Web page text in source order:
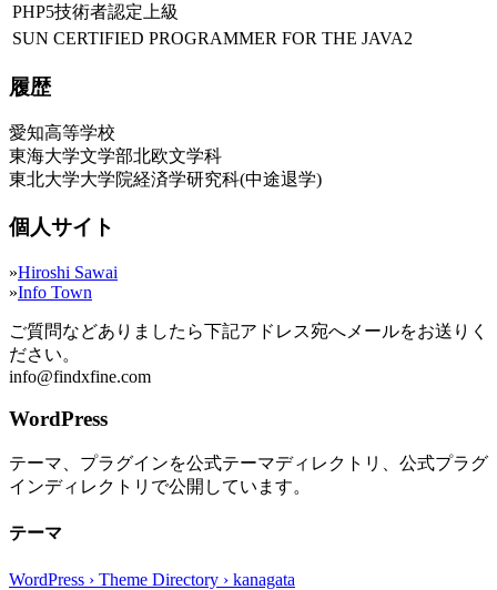
PHP5技術者認定上級
SUN CERTIFIED PROGRAMMER FOR THE JAVA2
履歴
愛知高等学校
東海大学文学部北欧文学科
東北大学大学院経済学研究科(中途退学)
個人サイト
»Hiroshi Sawai
»Info Town
ご質問などありましたら下記アドレス宛へメールをお送りく
ださい。
info@findxfine.com
WordPress
テーマ、プラグインを公式テーマディレクトリ、公式プラグ
インディレクトリで公開しています。
テーマ
WordPress › Theme Directory › kanagata